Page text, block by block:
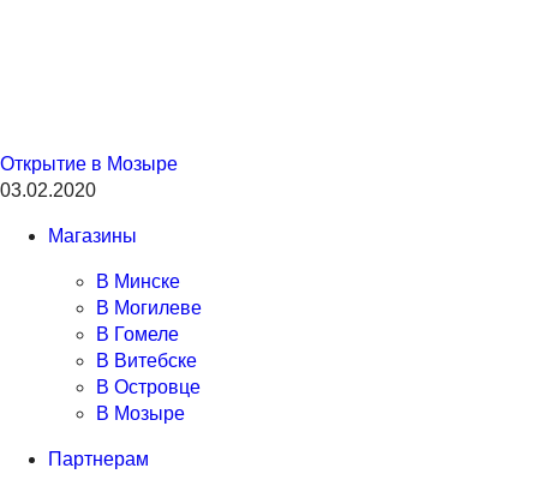
Открытие в Мозыре
03.02.2020
Магазины
В Минске
В Могилеве
В Гомеле
В Витебске
В Островце
В Мозыре
Партнерам